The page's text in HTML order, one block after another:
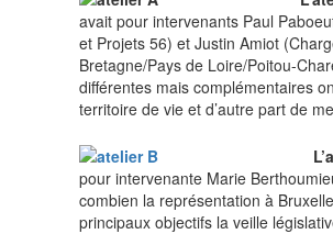
avait pour intervenants Paul
et Projets 56) et Justin Amiot
Bretagne/Pays de Loire/Poitou-
différentes mais complémentaires
territoire de vie et d’autre part de
pour intervenante Marie
combien la représentation à
principaux objectifs la veille